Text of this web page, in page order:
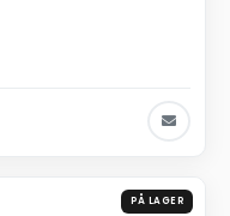
PÅ LAGER